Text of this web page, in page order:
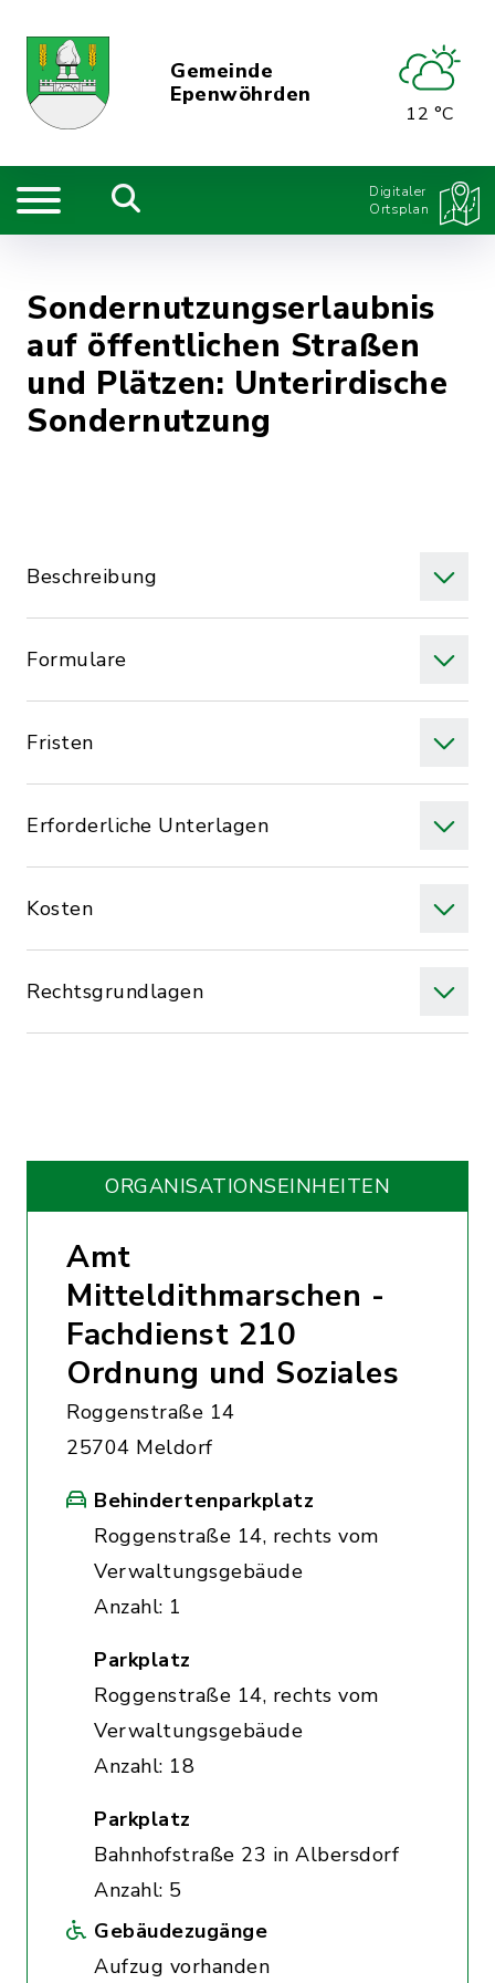
Gemeinde
Epenwöhrden
12 °C
Digitaler
Ortsplan
Sondernutzungserlaubnis
auf öffentlichen Straßen
und Plätzen: Unterirdische
Sondernutzung
Beschreibung
Formulare
Fristen
Erforderliche Unterlagen
Kosten
Rechtsgrundlagen
ORGANISATIONS­EINHEITEN
Amt
Mitteldithmarschen -
Fachdienst 210
Ordnung und Soziales
Roggenstraße 14
25704 Meldorf
Behindertenparkplatz
Roggenstraße 14, rechts vom
Verwaltungsgebäude
Anzahl: 1
Parkplatz
Roggenstraße 14, rechts vom
Verwaltungsgebäude
Anzahl: 18
Parkplatz
Bahnhofstraße 23 in Albersdorf
Anzahl: 5
Gebäudezugänge
Aufzug vorhanden